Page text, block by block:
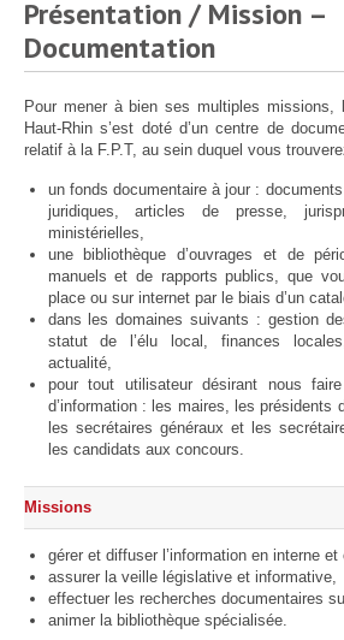
Santé Sécurité au Travail
Archivistes
Présentation / Mission –
Documentation
Pour mener à bien ses multiples missions,
Haut-Rhin s’est doté d’un centre de
relatif à la F.P.T, au sein duquel vous
un fonds documentaire à jour :
juridiques, articles de presse,
ministérielles,
une bibliothèque d’ouvrages et de
manuels et de rapports publics, que
place ou sur internet par le biais d’un
dans les domaines suivants : gestion
statut de l’élu local, finances
actualité,
pour tout utilisateur désirant nous
d’information : les maires, les présidents
les secrétaires généraux et les
les candidats aux concours.
Missions
gérer et diffuser l’information en interne et
assurer la veille législative et informative,
effectuer les recherches documentaires
animer la bibliothèque spécialisée.